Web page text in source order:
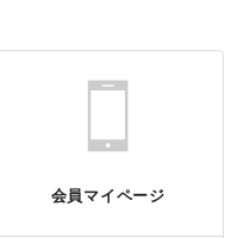
会員マイページ